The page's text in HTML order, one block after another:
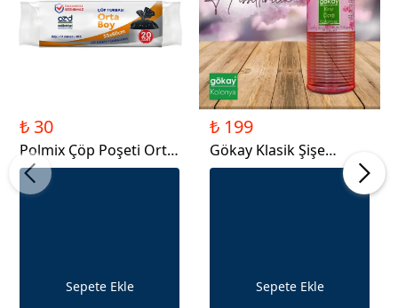
₺ 30
Polmix Çöp Poşeti Orta
Boy 80gr
Sepete Ekle
₺ 199
Gökay Klasik Şişe
Kolonya 400 ml- Kiraz
Sepete Ekle